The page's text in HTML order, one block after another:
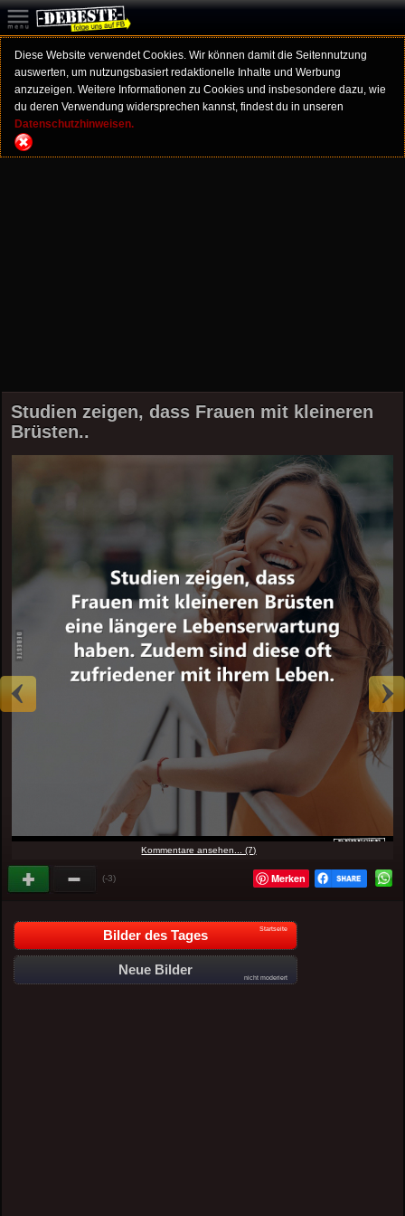
Diese Website verwendet Cookies. Wir können damit die Seitennutzung
auswerten, um nutzungsbasiert redaktionelle Inhalte und Werbung
anzuzeigen. Weitere Informationen zu Cookies und insbesondere dazu, wie
du deren Verwendung widersprechen kannst, findest du in unseren
Datenschutzhinweisen.
Studien zeigen, dass Frauen mit kleineren
Brüsten..
Kommentare ansehen... (7)
(-3) Merken
Bilder des Tages Startseite
Neue Bilder
nicht moderiert